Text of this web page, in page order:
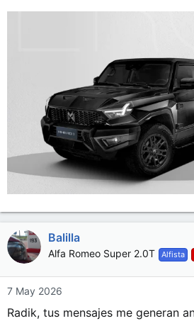
Balilla
Alfa Romeo Super 2.0T Alfista
7 May 2026
Radik, tus mensajes me generan